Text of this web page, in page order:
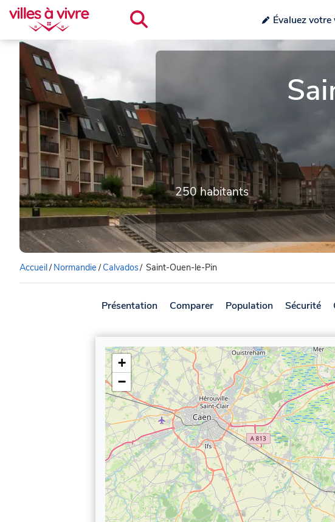
Évaluez votre
250 habitants
Accueil/ Normandie/Calvados/ Saint-Ouen-le-Pin
Présentation Comparer Population Sécurité
+
−